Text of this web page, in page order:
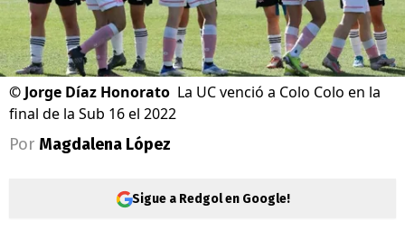
©Jorge Díaz Honorato La UC venció a Colo Colo en la
final de la Sub 16 el 2022
Por Magdalena López
Sigue a Redgol en Google!